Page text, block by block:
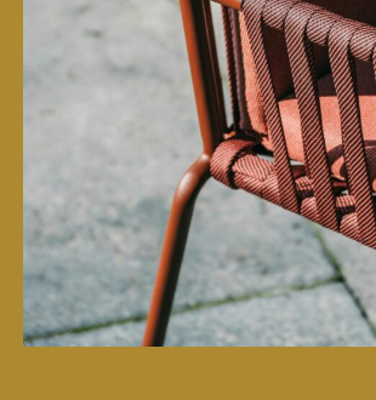
Carrefour • Tendances
CMF design